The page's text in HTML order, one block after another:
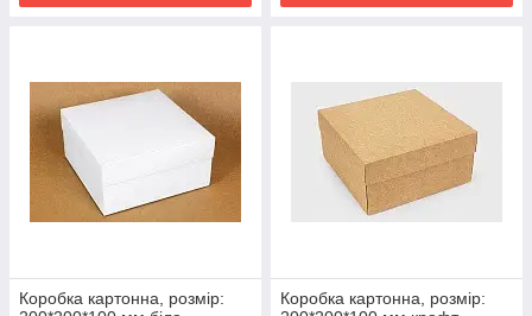
Коробка картонна, розмір:
Коробка картонна, розмір: